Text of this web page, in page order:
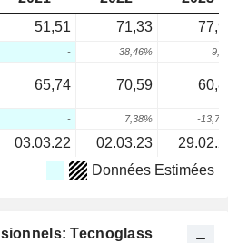
51,51 71,33
- 38,46%
65,74 70,59
- 7,38% -
03.03.22 02.03.23
Données Estimées
Tecnoglass